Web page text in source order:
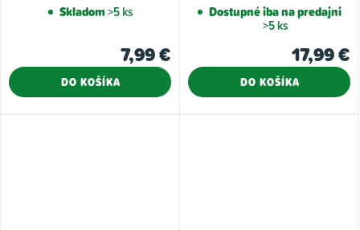
Skladom>5 ks
7,99 €
DO KOŠÍKA
Dostupné iba na predajni
>5 ks
17,99 €
DO KOŠÍKA